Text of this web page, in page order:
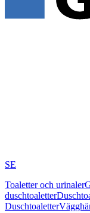
SE
Toaletter och urinaler
duschtoaletter
Duschtoaletter